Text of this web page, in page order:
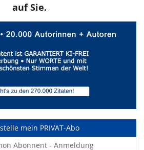
auf Sie.
mein PRIVAT-Abo
Abonnent - Anmeldung